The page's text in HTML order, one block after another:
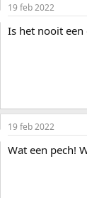
19 feb 2022
Is het nooit
19 feb 2022
Wat een pech!